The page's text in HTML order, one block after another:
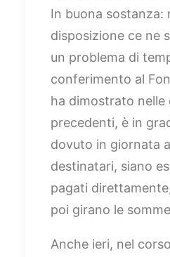
In buona sostanza:
disposizione ce ne
un problema di
conferimento al
ha dimostrato nelle
precedenti, è in
dovuto in giornata
destinatari, siano
pagati
poi girano le
Anche ieri, nel